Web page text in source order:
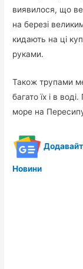
виявилося, що
на березі
кидають на ці
руками.
Також трупами
багато їх і в
море на
Новини